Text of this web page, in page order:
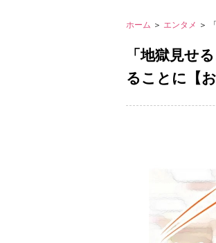
ホーム ＞ エンタメ ＞
「地獄見せ
ることに【